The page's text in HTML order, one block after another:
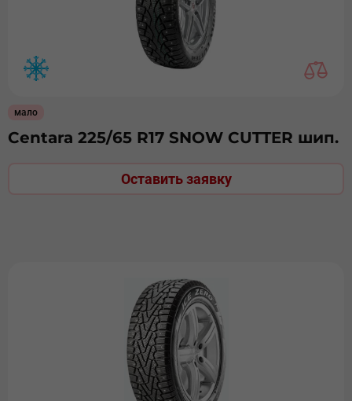
мало
Centara 225/65 R17 SNOW CUTTER шип.
Оставить заявку